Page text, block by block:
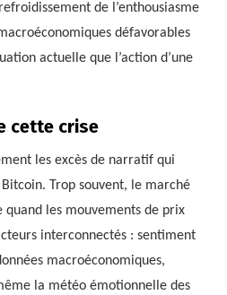
de l’enthousiasme
défavorables
actuelle que l’action d’une
cette crise
les excès de narratif qui
Trop souvent, le marché
quand les mouvements de prix
interconnectés : sentiment
macroéconomiques,
la météo émotionnelle des